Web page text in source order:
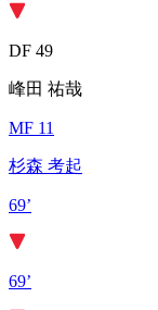
DF 49
峰田 祐哉
MF 11
杉森 考起
69’
69’